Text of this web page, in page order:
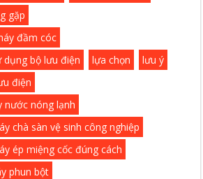
gặp
đầm cóc
dụng bộ lưu điện
lựa chọn
lưu ý
điện
nước nóng lạnh
chà sàn vệ sinh công nghiệp
ép miệng cốc đúng cách
phun bột